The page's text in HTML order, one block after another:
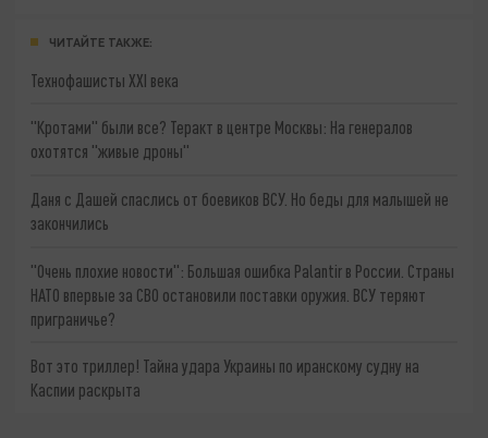
ЧИТАЙТЕ ТАКЖЕ:
Технофашисты XXI века
"Кротами" были все? Теракт в центре Москвы: На генералов
охотятся "живые дроны"
Даня с Дашей спаслись от боевиков ВСУ. Но беды для малышей не
закончились
"Очень плохие новости": Большая ошибка Palantir в России. Страны
НАТО впервые за СВО остановили поставки оружия. ВСУ теряют
приграничье?
Вот это триллер! Тайна удара Украины по иранскому судну на
Каспии раскрыта